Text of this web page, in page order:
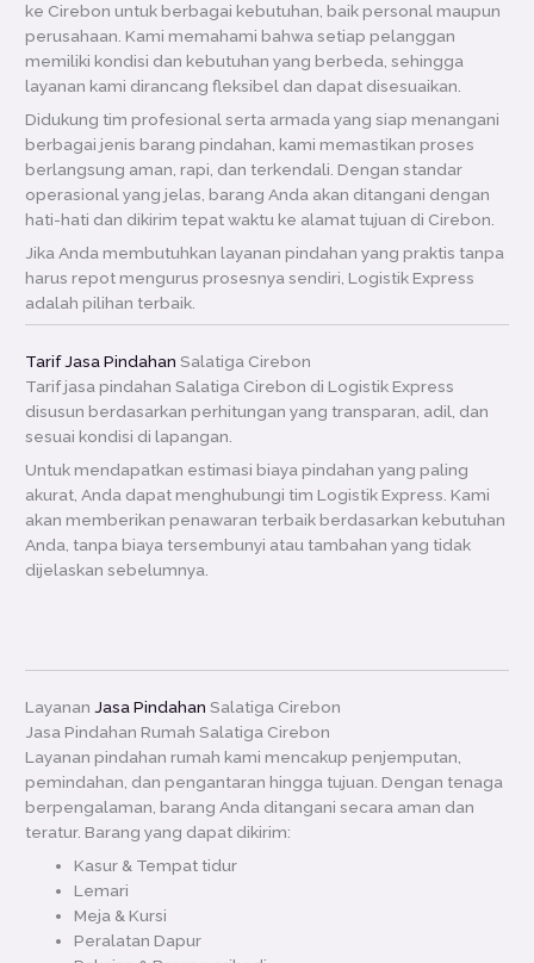
ke Cirebon untuk berbagai kebutuhan, baik personal maupun
perusahaan. Kami memahami bahwa setiap pelanggan
memiliki kondisi dan kebutuhan yang berbeda, sehingga
layanan kami dirancang fleksibel dan dapat disesuaikan.
Didukung tim profesional serta armada yang siap menangani
berbagai jenis barang pindahan, kami memastikan proses
berlangsung aman, rapi, dan terkendali. Dengan standar
operasional yang jelas, barang Anda akan ditangani dengan
hati-hati dan dikirim tepat waktu ke alamat tujuan di Cirebon.
Jika Anda membutuhkan layanan pindahan yang praktis tanpa
harus repot mengurus prosesnya sendiri, Logistik Express
adalah pilihan terbaik.
Tarif Jasa Pindahan Salatiga Cirebon
Tarif jasa pindahan Salatiga Cirebon di Logistik Express
disusun berdasarkan perhitungan yang transparan, adil, dan
sesuai kondisi di lapangan.
Untuk mendapatkan estimasi biaya pindahan yang paling
akurat, Anda dapat menghubungi tim Logistik Express. Kami
akan memberikan penawaran terbaik berdasarkan kebutuhan
Anda, tanpa biaya tersembunyi atau tambahan yang tidak
dijelaskan sebelumnya.
LayananJasa Pindahan Salatiga Cirebon
Jasa Pindahan Rumah Salatiga Cirebon
Layanan pindahan rumah kami mencakup penjemputan,
pemindahan, dan pengantaran hingga tujuan. Dengan tenaga
berpengalaman, barang Anda ditangani secara aman dan
teratur. Barang yang dapat dikirim:
Kasur & Tempat tidur
Lemari
Meja & Kursi
Peralatan Dapur